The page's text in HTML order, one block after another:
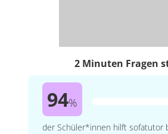
2 Minuten Fragen
94%
der Schüler*innen hilft sofatutor